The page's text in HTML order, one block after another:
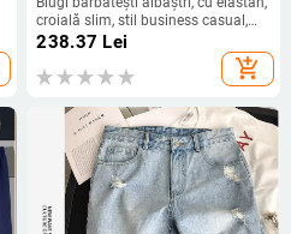
croială slim, stil business casual,
2025
238.37 Lei
add_shopping_cart